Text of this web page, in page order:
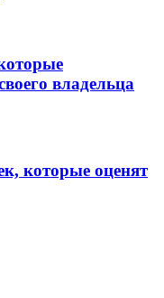
владельца
которые оценят